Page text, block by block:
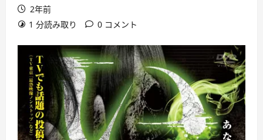
2年前
1 分読み取り
0 コメント